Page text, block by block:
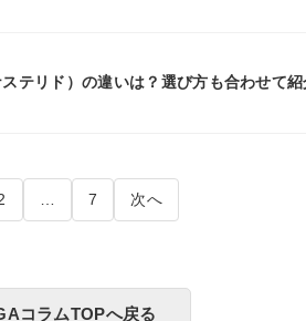
テリド）の違いは？選び方も合わせて
7 次へ
コラムTOPへ戻る